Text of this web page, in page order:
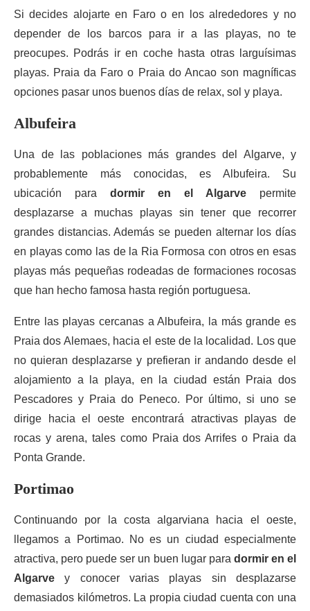
Si decides alojarte en Faro o en los alrededores y no
depender de los barcos para ir a las playas, no te
preocupes. Podrás ir en coche hasta otras larguísimas
playas. Praia da Faro o Praia do Ancao son magníficas
opciones pasar unos buenos días de relax, sol y playa.
Albufeira
Una de las poblaciones más grandes del Algarve, y
probablemente más conocidas, es Albufeira. Su
ubicación para dormir en el Algarve permite
desplazarse a muchas playas sin tener que recorrer
grandes distancias. Además se pueden alternar los días
en playas como las de la Ria Formosa con otros en esas
playas más pequeñas rodeadas de formaciones rocosas
que han hecho famosa hasta región portuguesa.
Entre las playas cercanas a Albufeira, la más grande es
Praia dos Alemaes, hacia el este de la localidad. Los que
no quieran desplazarse y prefieran ir andando desde el
alojamiento a la playa, en la ciudad están Praia dos
Pescadores y Praia do Peneco. Por último, si uno se
dirige hacia el oeste encontrará atractivas playas de
rocas y arena, tales como Praia dos Arrifes o Praia da
Ponta Grande.
Portimao
Continuando por la costa algarviana hacia el oeste,
llegamos a Portimao. No es un ciudad especialmente
atractiva, pero puede ser un buen lugar para dormir en el
Algarve y conocer varias playas sin desplazarse
demasiados kilómetros. La propia ciudad cuenta con una